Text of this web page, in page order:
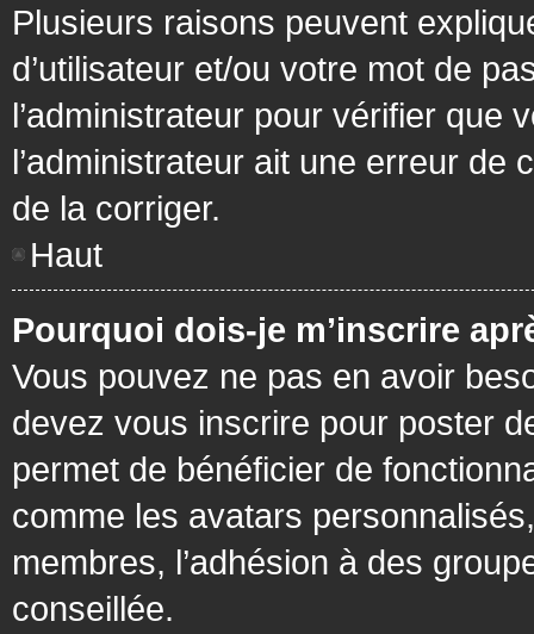
Plusieurs raisons peuvent
d’utilisateur et/ou votre mot de
l’administrateur pour vérifier que
l’administrateur ait une erreur de
de la corriger.
Haut
Pourquoi dois-je m’inscrire
Vous pouvez ne pas en avoir
devez vous inscrire pour poster
permet de bénéficier de
comme les avatars
membres, l’adhésion à des
conseillée.